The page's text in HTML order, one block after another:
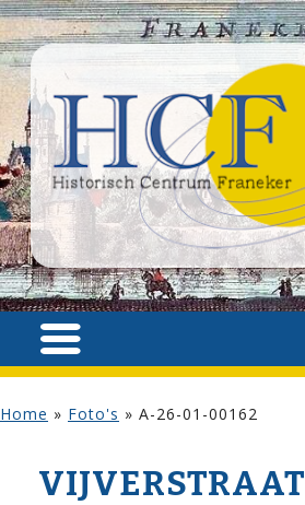
Home » Foto's » A-26-01-00162
VIJVER­STRAAT